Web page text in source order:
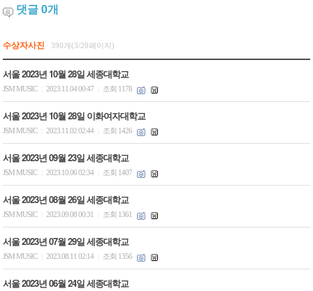
댓글0개
수상자사진 390개(3/20페이지)
서울 2023년 10월 28일 세종대학교
JSM MUSIC 2023.11.04 00:47 조회 1178
서울 2023년 10월 28일 이화여자대학교
JSM MUSIC 2023.11.02 02:44 조회 1426
서울 2023년 09월 23일 세종대학교
JSM MUSIC 2023.10.06 02:34 조회 1407
서울 2023년 08월 26일 세종대학교
JSM MUSIC 2023.09.08 00:31 조회 1361
서울 2023년 07월 29일 세종대학교
JSM MUSIC 2023.08.11 02:14 조회 1356
서울 2023년 06월 24일 세종대학교